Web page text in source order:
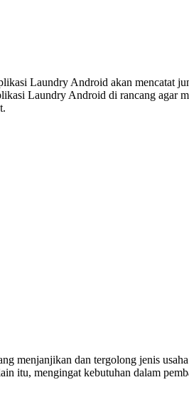
Laundry Android akan mencatat
Laundry Android di rancang agar
menjanjikan dan tergolong jenis
itu, mengingat kebutuhan dalam